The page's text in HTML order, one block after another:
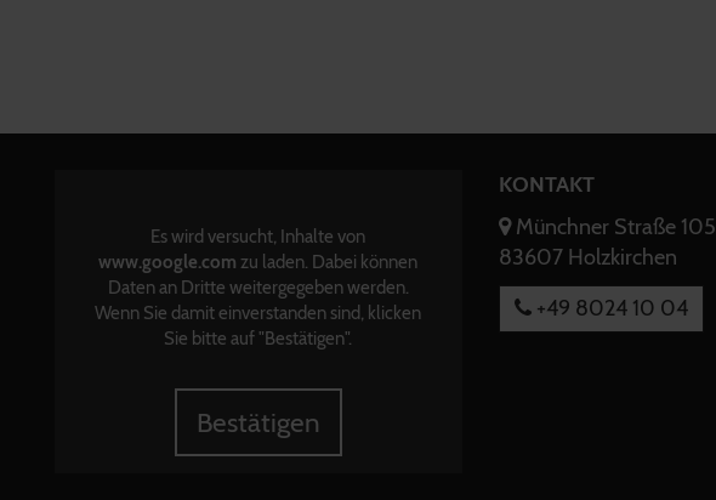
Es wird versucht, Inhalte von
www.google.com zu laden. Dabei können
Daten an Dritte weitergegeben werden.
Wenn Sie damit einverstanden sind, klicken
Sie bitte auf "Bestätigen".
Bestätigen
KONTAKT
Münchner Straße 105
83607 Holzkirchen
+49 8024 10 04